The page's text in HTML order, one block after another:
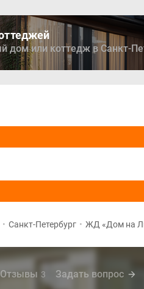
дом или коттедж в Санкт-
• Санкт-Петербург • ЖД «Дом на
Отзывы 3 Задать вопрос